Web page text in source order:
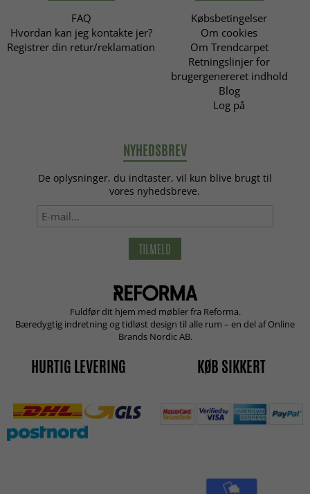
FAQ
Hvordan kan jeg kontakte jer?
Registrer din retur/reklamation
Købsbetingelser
Om cookies
Om Trendcarpet
Retningslinjer for
brugergenereret indhold
Blog
Log på
NYHEDSBREV
De oplysninger, du indtaster, vil kun blive brugt til
vores nyhedsbreve.
TILMELD
Fuldfør dit hjem med møbler fra Reforma.
Bæredygtig indretning og tidløst design til alle rum – en del af Online
Brands Nordic AB.
HURTIG LEVERING KØB SIKKERT